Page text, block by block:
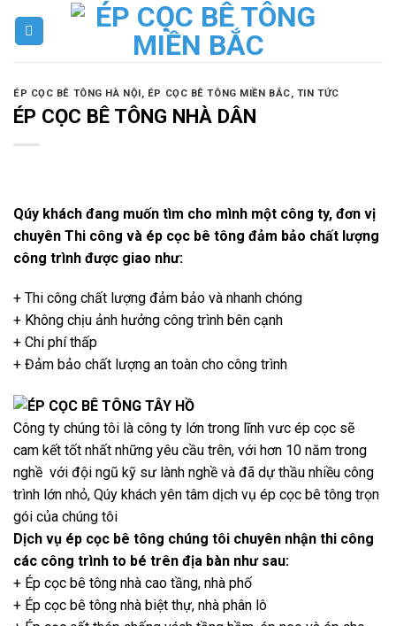
ÉP CỌC BÊ TÔNG HÀ NỘI, ÉP CỌC BÊ TÔNG MIỀN BẮC, TIN TỨC
ÉP CỌC BÊ TÔNG NHÀ DÂN
Qúy khách đang muốn tìm cho mình một công ty, đơn vị
chuyên Thi công và ép cọc bê tông đảm bảo chất lượng
công trình được giao như:
+ Thi công chất lượng đảm bảo và nhanh chóng
+ Không chịu ảnh hưởng công trình bên cạnh
+ Chi phí thấp
+ Đảm bảo chất lượng an toàn cho công trình
Công ty chúng tôi là công ty lớn trong lĩnh vưc ép cọc sẽ
cam kết tốt nhất những yêu cầu trên, với hơn 10 năm trong
nghề với đội ngũ kỹ sư lành nghề và đã dự thầu nhiều công
trình lớn nhỏ, Qúy khách yên tâm dịch vụ ép cọc bê tông trọn
gói của chúng tôi
Dịch vụ ép cọc bê tông chúng tôi chuyên nhận thi công
các công trình to bé trên địa bàn như sau:
+ Ép cọc bê tông nhà cao tầng, nhà phố
+ Ép cọc bê tông nhà biệt thự, nhà phân lô